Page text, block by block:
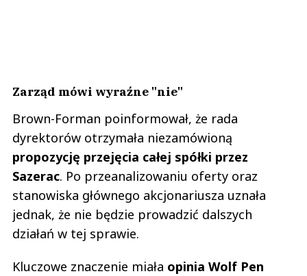
Zarząd mówi wyraźne "nie"
Brown-Forman poinformował, że rada
dyrektorów otrzymała niezamówioną
propozycję przejęcia całej spółki przez
Sazerac. Po przeanalizowaniu oferty oraz
stanowiska głównego akcjonariusza uznała
jednak, że nie będzie prowadzić dalszych
działań w tej sprawie.
Kluczowe znaczenie miała opinia Wolf Pen